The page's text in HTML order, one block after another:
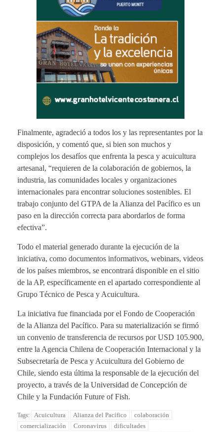
Finalmente, agradeció a todos los y las representantes por la
disposición, y comentó que, si bien son muchos y
complejos los desafíos que enfrenta la pesca y acuicultura
artesanal, “requieren de la colaboración de gobiernos, la
industria, las comunidades locales y organizaciones
internacionales para encontrar soluciones sostenibles. El
trabajo conjunto del GTPA de la Alianza del Pacífico es un
paso en la dirección correcta para abordarlos de forma
efectiva”.
Todo el material generado durante la ejecución de la
iniciativa, como documentos informativos, webinars, videos
de los países miembros, se encontrará disponible en el sitio
de la AP, específicamente en el apartado correspondiente al
Grupo Técnico de Pesca y Acuicultura.
La iniciativa fue financiada por el Fondo de Cooperación
de la Alianza del Pacífico. Para su materialización se firmó
un convenio de transferencia de recursos por USD 105.900,
entre la Agencia Chilena de Cooperación Internacional y la
Subsecretaría de Pesca y Acuicultura del Gobierno de
Chile, siendo esta última la responsable de la ejecución del
proyecto, a través de la Universidad de Concepción de
Chile y la Fundación Future of Fish.
Tags: Acuicultura Alianza del Pacífico
colaboración
comercialización
Coronavirus
dificultades